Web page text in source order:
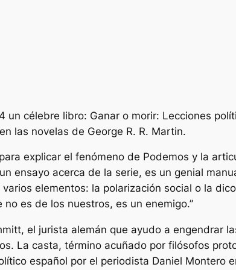
célebre libro: Ganar o morir: Lecciones
las novelas de George R. R. Martin.
explicar el fenómeno de Podemos y la
ensayo acerca de la serie, es un genial
elementos: la polarización social o la
no es de los nuestros, es un enemigo.”
el jurista alemán que ayudo a engendrar
La casta, término acuñado por filósofos
español por el periodista Daniel Montero